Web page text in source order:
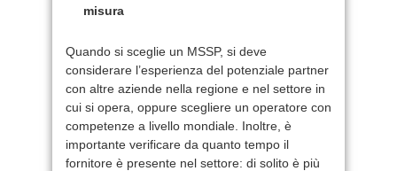
misura
Quando si sceglie un MSSP, si deve
considerare l’esperienza del potenziale partner
con altre aziende nella regione e nel settore in
cui si opera, oppure scegliere un operatore con
competenze a livello mondiale. Inoltre, è
importante verificare da quanto tempo il
fornitore è presente nel settore: di solito è più